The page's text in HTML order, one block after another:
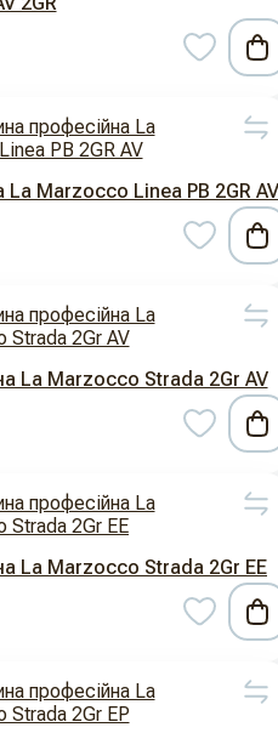
Marzocco Linea PB 2GR AV
La Marzocco Strada 2Gr AV
La Marzocco Strada 2Gr EE